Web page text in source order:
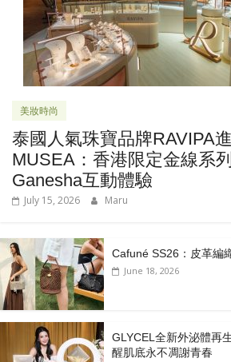
美妝時尚
泰國人氣珠寶品牌RAVIPA
MUSEA：香港限定金線系
Ganesha互動體驗
July 15, 2026 Maru
Cafuné SS26：皮革編
June 18, 2026
GLYCEL全新外泌體再
醒肌底永不凋謝青春